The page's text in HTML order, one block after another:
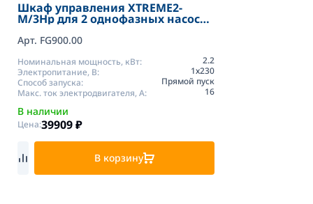
Шкаф управления XTREME2-
M/3Hp для 2 однофазных насосов
Арт. FG900.00
Номинальная мощность, кВт:
2.2
Электропитание, В:
1х230
Способ запуска:
Прямой пуск
Макс. ток электродвигателя, А:
16
В наличии
Цена:39909₽
В корзину